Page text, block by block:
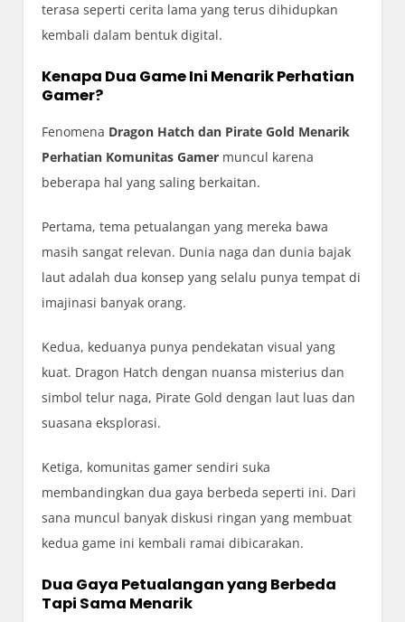
terasa seperti cerita lama yang terus dihidupkan
kembali dalam bentuk digital.
Kenapa Dua Game Ini Menarik Perhatian
Gamer?
Fenomena Dragon Hatch dan Pirate Gold Menarik
Perhatian Komunitas Gamer muncul karena
beberapa hal yang saling berkaitan.
Pertama, tema petualangan yang mereka bawa
masih sangat relevan. Dunia naga dan dunia bajak
laut adalah dua konsep yang selalu punya tempat di
imajinasi banyak orang.
Kedua, keduanya punya pendekatan visual yang
kuat. Dragon Hatch dengan nuansa misterius dan
simbol telur naga, Pirate Gold dengan laut luas dan
suasana eksplorasi.
Ketiga, komunitas gamer sendiri suka
membandingkan dua gaya berbeda seperti ini. Dari
sana muncul banyak diskusi ringan yang membuat
kedua game ini kembali ramai dibicarakan.
Dua Gaya Petualangan yang Berbeda
Tapi Sama Menarik